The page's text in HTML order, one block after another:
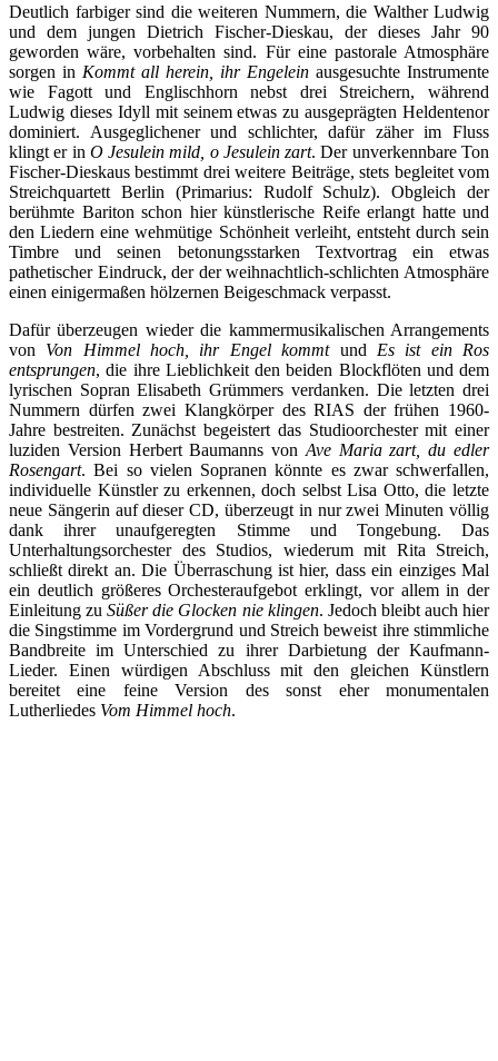
Deutlich farbiger sind die weiteren Nummern, die Walther Ludwig
und dem jungen Dietrich Fischer-Dieskau, der dieses Jahr 90
geworden wäre, vorbehalten sind. Für eine pastorale Atmosphäre
sorgen in Kommt all herein, ihr Engelein ausgesuchte Instrumente
wie Fagott und Englischhorn nebst drei Streichern, während
Ludwig dieses Idyll mit seinem etwas zu ausgeprägten Heldentenor
dominiert. Ausgeglichener und schlichter, dafür zäher im Fluss
klingt er in O Jesulein mild, o Jesulein zart. Der unverkennbare Ton
Fischer-Dieskaus bestimmt drei weitere Beiträge, stets begleitet vom
Streichquartett Berlin (Primarius: Rudolf Schulz). Obgleich der
berühmte Bariton schon hier künstlerische Reife erlangt hatte und
den Liedern eine wehmütige Schönheit verleiht, entsteht durch sein
Timbre und seinen betonungsstarken Textvortrag ein etwas
pathetischer Eindruck, der der weihnachtlich-schlichten Atmosphäre
einen einigermaßen hölzernen Beigeschmack verpasst.
Dafür überzeugen wieder die kammermusikalischen Arrangements
von Von Himmel hoch, ihr Engel kommt und Es ist ein Ros
entsprungen, die ihre Lieblichkeit den beiden Blockflöten und dem
lyrischen Sopran Elisabeth Grümmers verdanken. Die letzten drei
Nummern dürfen zwei Klangkörper des RIAS der frühen 1960-
Jahre bestreiten. Zunächst begeistert das Studioorchester mit einer
luziden Version Herbert Baumanns von Ave Maria zart, du edler
Rosengart. Bei so vielen Sopranen könnte es zwar schwerfallen,
individuelle Künstler zu erkennen, doch selbst Lisa Otto, die letzte
neue Sängerin auf dieser CD, überzeugt in nur zwei Minuten völlig
dank ihrer unaufgeregten Stimme und Tongebung. Das
Unterhaltungsorchester des Studios, wiederum mit Rita Streich,
schließt direkt an. Die Überraschung ist hier, dass ein einziges Mal
ein deutlich größeres Orchesteraufgebot erklingt, vor allem in der
Einleitung zuSüßer die Glocken nie klingen. Jedoch bleibt auch hier
die Singstimme im Vordergrund und Streich beweist ihre stimmliche
Bandbreite im Unterschied zu ihrer Darbietung der Kaufmann-
Lieder. Einen würdigen Abschluss mit den gleichen Künstlern
bereitet eine feine Version des sonst eher monumentalen
Lutherliedes Vom Himmel hoch.